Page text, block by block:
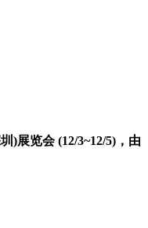
)展览会 (12/3~12/5)，由